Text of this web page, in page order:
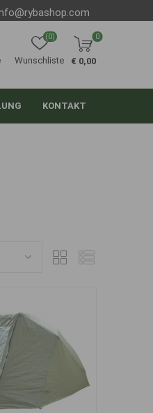
Wunschliste
(0) 0
€ 0,00
KONTAKT